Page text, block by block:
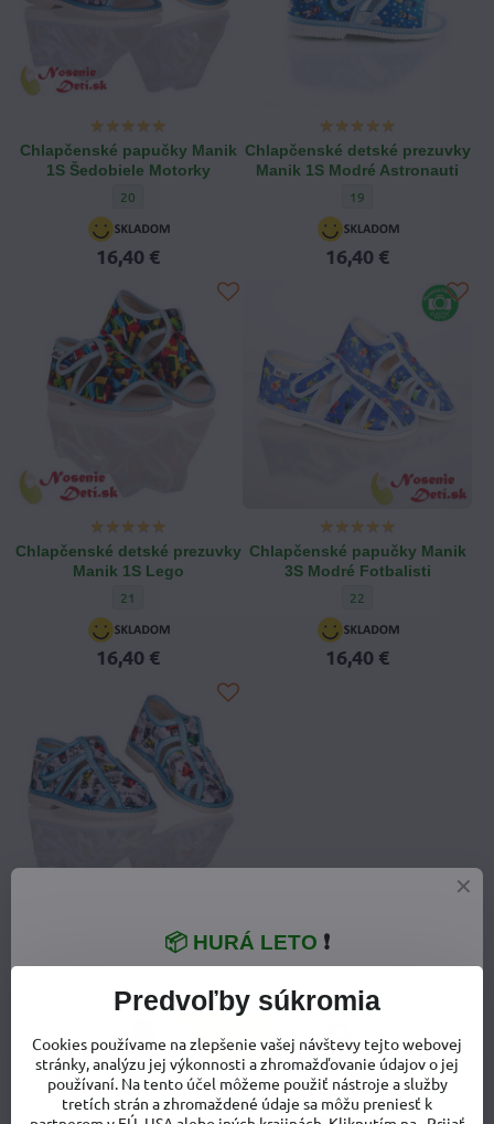
Chlapčenské papučky Manik
1S Šedobiele Motorky
Chlapčenské papučky Manik 1S Šedobiele Motorky - Veľkosť
20
16,40 €
Chlapčenské detské prezuvky
Manik 1S Modré Astronauti
Chlapčenské detské
19
16,40 €
Chlapčenské detské prezuvky
Manik 1S Lego
Chlapčenské detské prezuvky Manik 1S Lego - Veľkosť obuvi:
21
16,40 €
Chlapčenské papučky Manik
3S Modré Fotbalisti
Chlapčenské papučky
22
16,40 €
Chlapčenské papučky Manik
2S Šedobiele Motorky
Chlapčenské papučky Manik 2S Šedobiele Motorky - Veľkosť
31
16,40 €
Predvoľby súkromia
Cookies používame na zlepšenie vašej návštevy tejto webovej
stránky, analýzu jej výkonnosti a zhromažďovanie údajov o jej
používaní. Na tento účel môžeme použiť nástroje a služby
tretích strán a zhromaždené údaje sa môžu preniesť k
📦 HURÁ LETO ❗